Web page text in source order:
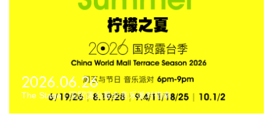
2026.06.26
The Stage | 国贸露台最全音乐派对指南